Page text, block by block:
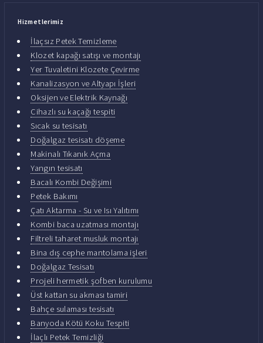
Hizmetlerimiz
İlaçsız Petek Temizleme
Klozet kapağı satışı ve montajı
Yer Tuvaletini Klozete Çevirme
Kanalizasyon ve Altyapı İşleri
Oksijen ve Elektrik Kaynağı
Cihazlı su kaçağı tespiti
Sıcak su tesisatı
Doğalgaz tesisatı döşeme
Makinalı Tıkanık Açma
Yangın tesisatı
Bacalı Kombi Değişimi
Petek Bakımı
Çatı Aktarma - Su ve Isı Yalıtımı
Kombi baca uzatması montajı
Filtreli taharet musluk montajı
Bina dış cephe mantolama işleri
Doğalgaz Tesisatı
Projeli hermetik şofben kurulumu
Üst kattan su akması tamiri
Bahçe sulaması tesisatı
Banyoda Kötü Koku Tespiti
İlaçlı Petek Temizliği